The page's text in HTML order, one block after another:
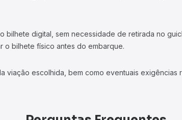
bilhete digital, sem necessidade de retirada no
o bilhete físico antes do embarque.
viação escolhida, bem como eventuais exigências